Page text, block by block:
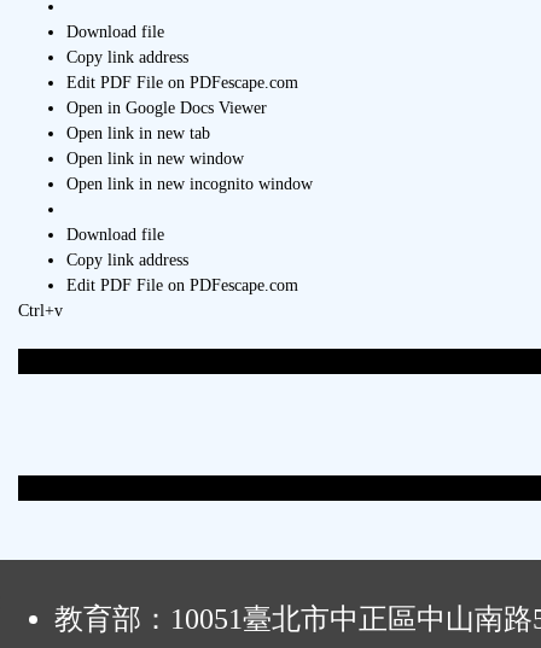
Download file
Copy link address
Edit PDF File on PDFescape.com
Open in Google Docs Viewer
Open link in new tab
Open link in new window
Open link in new incognito window
Download file
Copy link address
Edit PDF File on PDFescape.com
Ctrl+v
教育部：10051臺北市中正區中山南